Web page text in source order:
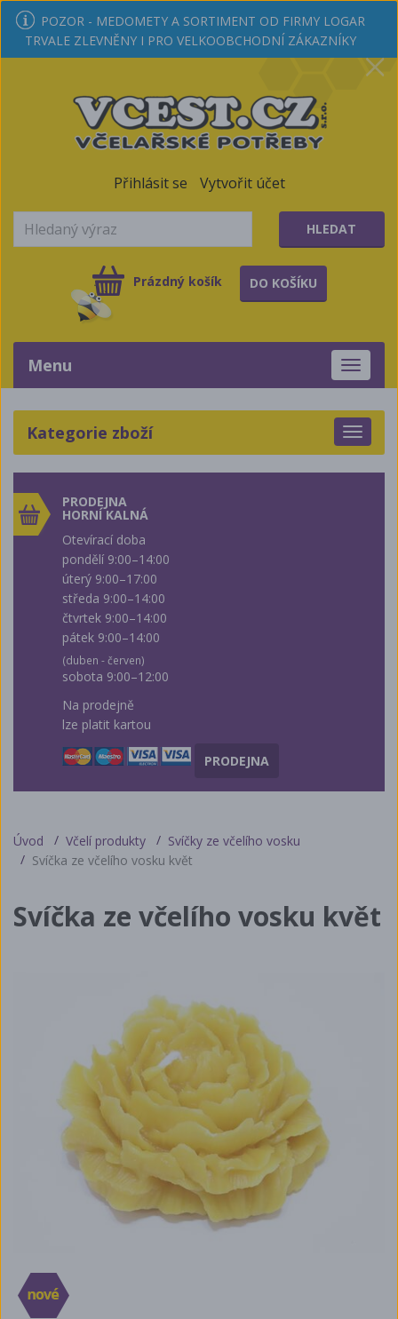
POZOR - MEDOMETY A SORTIMENT OD FIRMY LOGAR
TRVALE ZLEVNĚNY I PRO VELKOOBCHODNÍ ZÁKAZNÍKY
Přihlásit se Vytvořit účet
HLEDAT
Prázdný košík DO KOŠÍKU
Toggle
Menu
Toggle
Kategorie zboží
PRODEJNA
HORNÍ KALNÁ
Otevírací doba
pondělí 9:00–14:00
úterý 9:00–17:00
středa 9:00–14:00
čtvrtek 9:00–14:00
pátek 9:00–14:00
(duben - červen)
sobota 9:00–12:00
Na prodejně
lze platit kartou
PRODEJNA
Úvod Včelí produkty
Svíčky ze včelího vosku
Svíčka ze včelího vosku květ
Svíčka ze včelího vosku květ